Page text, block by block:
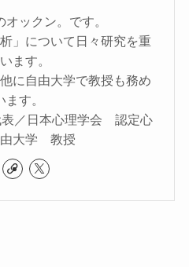
ックン。です。
」について日々研究を重
ます。
に自由大学で教授も務め
ます。
／日本心理学会 認定心
由大学 教授